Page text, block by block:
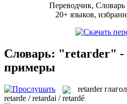
Переводчик, Словарь
20+ языков,
Словарь: "retarder" -
примеры
retarder глагол
retarde / retardai / retardé